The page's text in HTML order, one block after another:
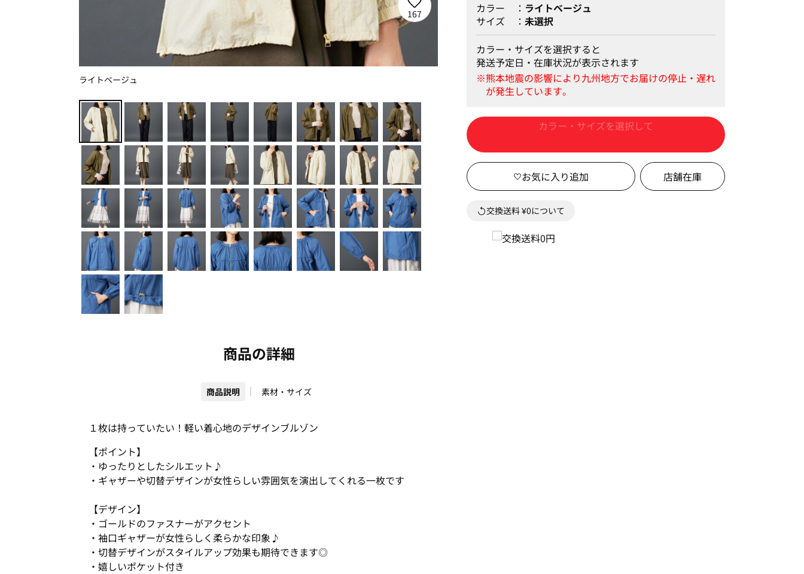
167
ライトベージュ カーキ 身長167cm Ｍサイズ着用
商品の詳細
商品説明 素材・サイズ
１枚は持っていたい！軽い着心地のデザインブルゾン
【ポイント】
・ゆったりとしたシルエット♪
・ギャザーや切替デザインが女性らしい雰囲気を演出してくれる一枚です
【デザイン】
・ゴールドのファスナーがアクセント
・袖口ギャザーが女性らしく柔らかな印象♪
・切替デザインがスタイルアップ効果も期待できます◎
・嬉しいポケット付き
カラー
ライトベージュ
サイズ
未選択
カラー・サイズを選択すると
発送予定日・在庫状況が表示されます
カートに入れる
店舗在庫
交換送料 ¥0について